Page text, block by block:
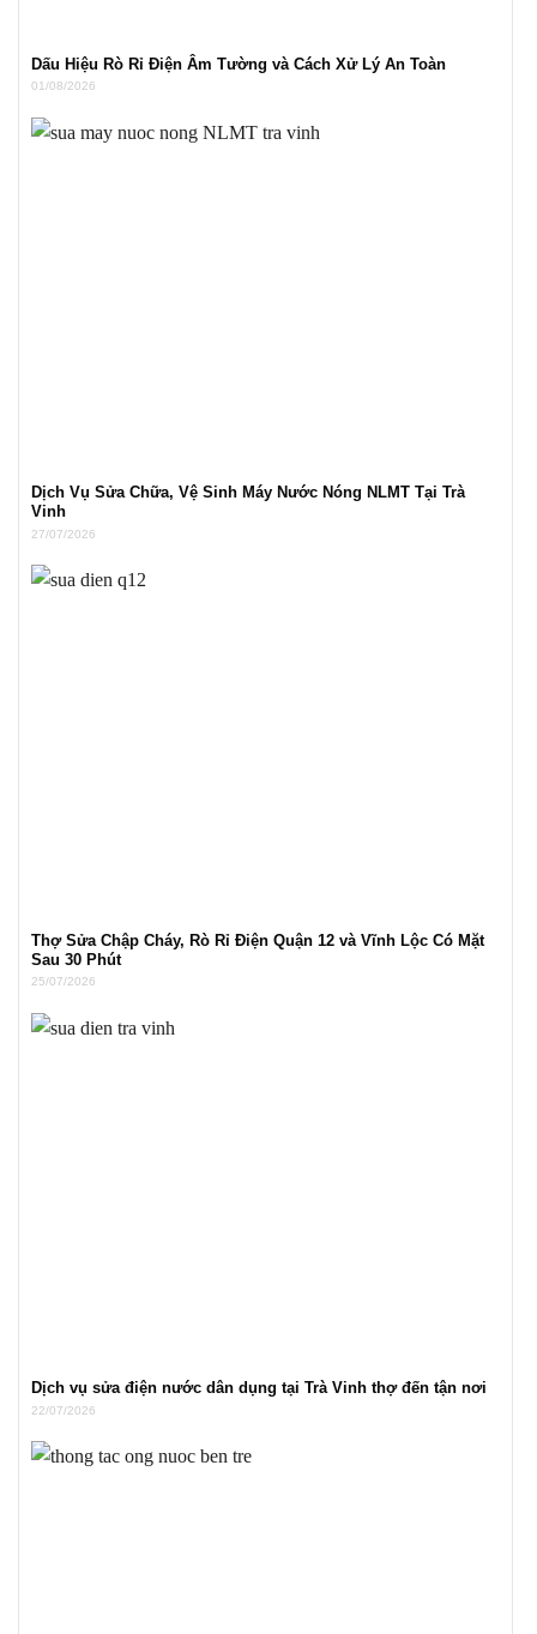
Dấu Hiệu Rò Rỉ Điện Âm Tường và Cách Xử Lý An Toàn
01/08/2026
Dịch Vụ Sửa Chữa, Vệ Sinh Máy Nước Nóng NLMT Tại Trà
Vinh
27/07/2026
Thợ Sửa Chập Cháy, Rò Rỉ Điện Quận 12 và Vĩnh Lộc Có Mặt
Sau 30 Phút
25/07/2026
Dịch vụ sửa điện nước dân dụng tại Trà Vinh thợ đến tận nơi
22/07/2026